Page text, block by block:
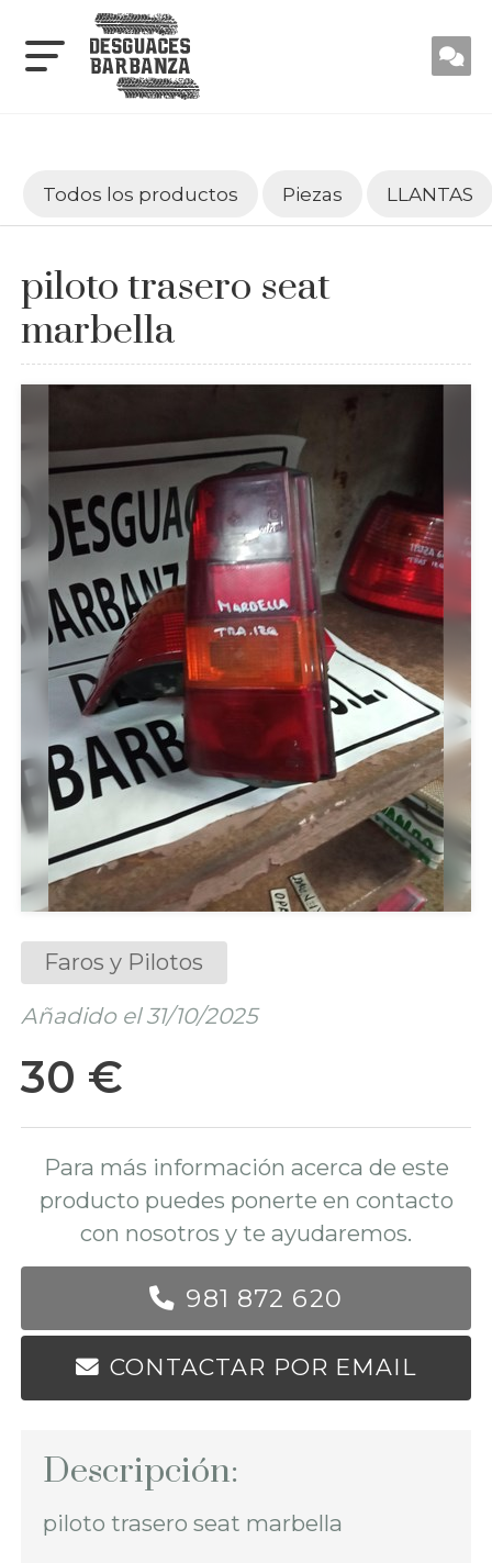
Todos los productos Piezas LLANTAS
piloto trasero seat
marbella
Faros y Pilotos
Añadido el 31/10/2025
30 €
Para más información acerca de este
producto puedes ponerte en contacto
con nosotros y te ayudaremos.
981 872 620
CONTACTAR POR EMAIL
Descripción:
piloto trasero seat marbella